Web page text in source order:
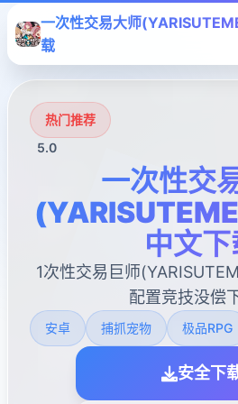
一次性交易大师
载
热门推荐
5.0
一次性交
中文
1次性交易巨师
配置竞技没偿
安卓 捕抓宠物 极品RPG
安全下